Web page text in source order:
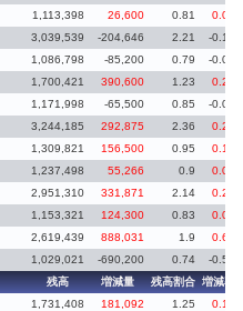
1,113,398 26,600 0.81
0.02
3,039,539 -204,646 2.21
-0.15
1,086,798 -85,200 0.79
-0.06
1,700,421 390,600 1.23
0.28
1,171,998 -65,500 0.85
-0.05
3,244,185 292,875 2.36
0.22
1,309,821 156,500 0.95
0.12
1,237,498 55,266 0.9
0.04
2,951,310 331,871 2.14
0.24
1,153,321 124,300 0.83
0.09
2,619,439 888,031 1.9
0.65
1,029,021 -690,200 0.74
-0.51
残高 増減量 残高割合 増減率
1,731,408 181,092 1.25 0.13